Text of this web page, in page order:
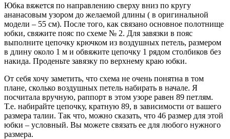
Юбка вяжется по направлению сверху вниз по кругу
ананасовым узором до желаемой длины ( в оригинальной
модели – 55 см). После того, как связано основное полотнище
юбки, свяжите пояс по схеме № 2. Для завязки в пояс
выполните цепочку крючком из воздушных петель, размером
в длину около 1 м и обвяжите цепочку 1 рядом столбиков без
накида. Проденьте завязку по верхнему краю юбки.
От себя хочу заметить, что схема не очень понятна в том
плане, сколько воздушных петель набирать в начале. Я
посчитала вручную, раппорт в этом узоре равен 89 петлям.
Т.е. набирайте цепочку, кратную 89, в зависимости от вашего
размера талии. Так что, можно сказать, что 46 размер для этой
юбки – условный. Вы можете связать ее для любого нужного
размера.